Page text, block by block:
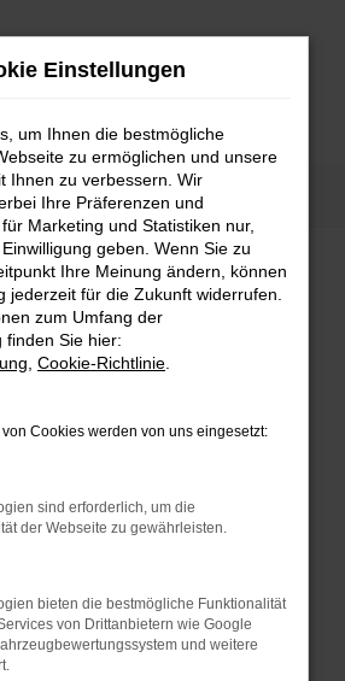
Fahrzeugbestand
finden Sie eine große
Marken und Modellen.
Fehler aufgetreten.
Tipps, die dir helfen
Einstellungen
um Ihnen die bestmögliche
zu ermöglichen und unsere
Ihnen zu verbessern. Wir
Ihre Präferenzen und
Marketing und Statistiken nur,
geben. Wenn Sie zu
Ihre Meinung ändern, können
jederzeit für die Zukunft widerrufen.
zum Umfang der
finden Sie hier:
Cookie-Richtlinie
Cookies werden von uns eingesetzt:
sind erforderlich, um die
der Webseite zu gewährleisten.
bieten die bestmögliche Funktionalität
von Drittanbietern wie Google
und weitere